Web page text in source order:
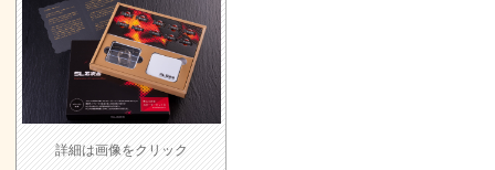
詳細は画像をクリック